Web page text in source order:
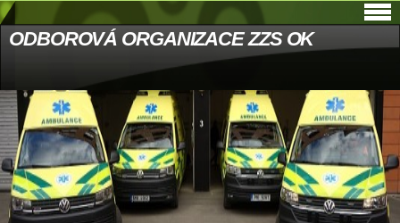
ODBOROVÁ ORGANIZACE ZZS OK